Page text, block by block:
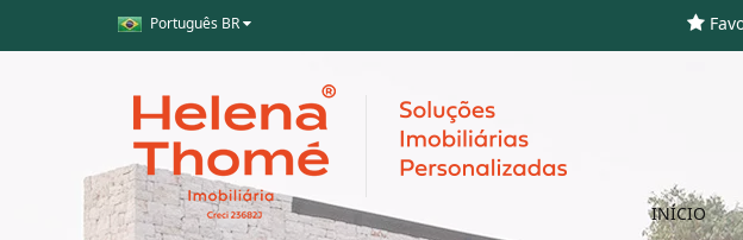
Português BR
INÍCIO